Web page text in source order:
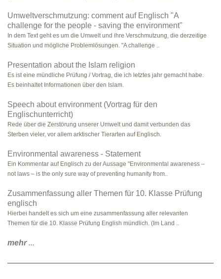
Umweltverschmutzung: comment auf Englisch "A
challenge for the people - saving the environment"
In dem Text geht es um die Umwelt und ihre Verschmutzung, die derzeitige
Situation und mögliche Problemlösungen. "A challenge ..
Presentation about the Islam religion
Es ist eine mündliche Prüfung / Vortrag, die ich letztes jahr gemacht habe.
Es beinhaltet Informationen über den Islam.
Speech about environment (Vortrag für den
Englischunterricht)
Rede über die Zerstörung unserer Umwelt und damit verbunden das
Sterben vieler, vor allem arktischer Tierarten auf Englisch.
Environmental awareness - Statement
Ein Kommentar auf Englisch zu der Aussage "Environmental awareness –
not laws – is the only sure way of preventing humanity from..
Zusammenfassung aller Themen für 10. Klasse Prüfung
englisch
Hierbei handelt es sich um eine zusammenfassung aller relevanten
Themen für die 10. Klasse Prüfung English mündlich. (Im Land ..
mehr...